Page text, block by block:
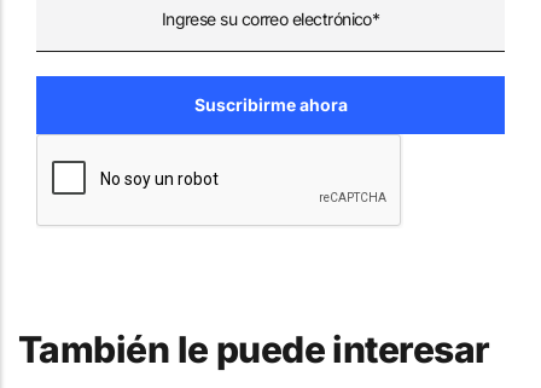
También le puede interesar